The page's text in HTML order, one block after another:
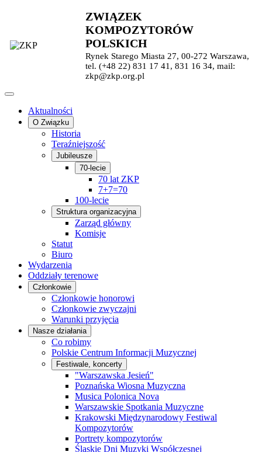
ZWIĄZEK
KOMPOZYTORÓW
POLSKICH
Rynek Starego Miasta 27, 00-272 Warszawa,
tel. (+48 22) 831 17 41, 831 16 34, mail:
zkp@zkp.org.pl
Aktualności
O Związku
Historia
Teraźniejszość
Jubileusze
70-lecie
70 lat ZKP
7+7=70
100-lecie
Struktura organizacyjna
Zarząd główny
Komisje
Statut
Biuro
Wydarzenia
Oddziały terenowe
Członkowie
Członkowie honorowi
Członkowie zwyczajni
Warunki przyjęcia
Nasze działania
Co robimy
Polskie Centrum Informacji Muzycznej
Festiwale, koncerty
"Warszawska Jesień"
Poznańska Wiosna Muzyczna
Musica Polonica Nova
Warszawskie Spotkania Muzyczne
Krakowski Międzynarodowy Festiwal
Kompozytorów
Portrety kompozytorów
Śląskie Dni Muzyki Współczesnej